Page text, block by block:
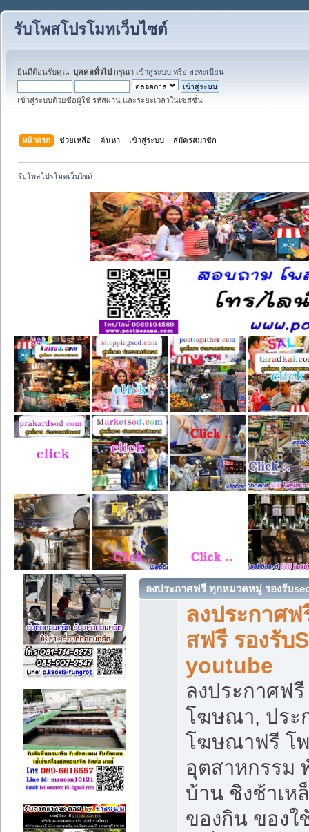
รับโพสโปรโมทเว็บไซต์
ยินดีต้อนรับคุณ, บุคคลทั่วไป กรุณา เข้าสู่ระบบ หรือ ลงทะเบียน
เข้าสู่ระบบด้วยชื่อผู้ใช้ รหัสผ่าน และระยะเวลาในเซสชั่น
หน้าแรก ช่วยเหลือ ค้นหา เข้าสู่ระบบ สมัครสมาชิก
รับโพสโปรโมทเว็บไซต์
ลงประกาศฟรี ทุกหมวดหมู่ รองรับ
ลงประกาศ
สฟรี รองรับ
youtube
ลงประกาศฟ
โฆษณา, ประ
โฆษณาฟรี โ
อุตสาหกรรม
บ้าน ชิงช้าเห
ของกิน ของใ